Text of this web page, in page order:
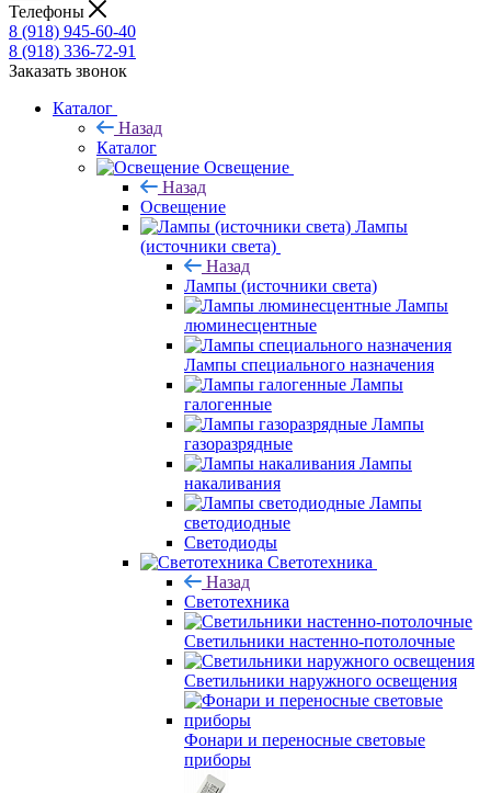
Телефоны
8 (918) 945-60-40
8 (918) 336-72-91
Заказать звонок
Каталог
Назад
Каталог
Освещение
Назад
Освещение
Лампы
(источники света)
Назад
Лампы (источники света)
Лампы
люминесцентные
Лампы специального назначения
Лампы
галогенные
Лампы
газоразрядные
Лампы
накаливания
Лампы
светодиодные
Светодиоды
Светотехника
Назад
Светотехника
Светильники настенно-потолочные
Светильники наружного освещения
Фонари и переносные световые
приборы